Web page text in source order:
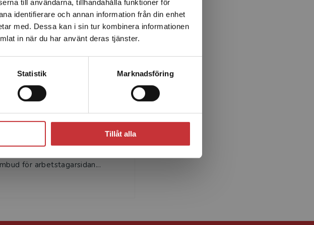
till användarna, tillhandahålla funktioner för
identifierare och annan information från din enhet
med. Dessa kan i sin tur kombinera informationen
in när du har använt deras tjänster.
Statistik Marknadsföring
Tillåt alla
via en
leveranser utanför
måste
mer
nivå. Den är
Martin Wästfelt
Wästfelt är chefsjurist på
för arbetstagarsidan...